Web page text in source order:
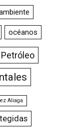
océanos
Petróleo
Aliaga